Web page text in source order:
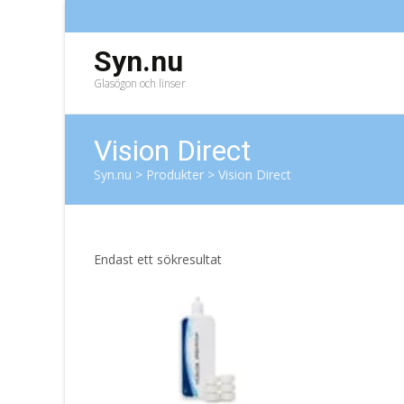
Syn.nu
Glasögon och linser
Vision Direct
Syn.nu > Produkter > Vision Direct
Endast ett sökresultat